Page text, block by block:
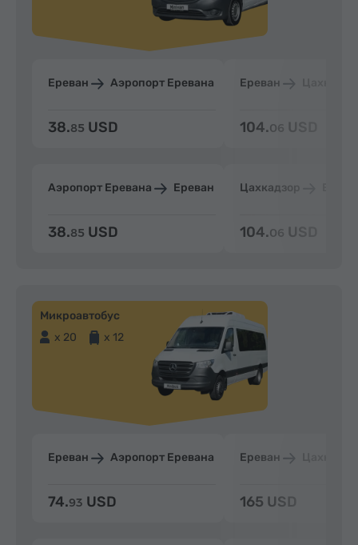
Ереван Аэропорт Еревана
38.85 USD
Аэропорт Еревана Ереван
38.85 USD
Ереван
104.06 USD
Цахкадзор
104.06 USD
Микроавтобус
x 20
x 12
Ереван Аэропорт Еревана
74.93 USD
Ереван
165 USD